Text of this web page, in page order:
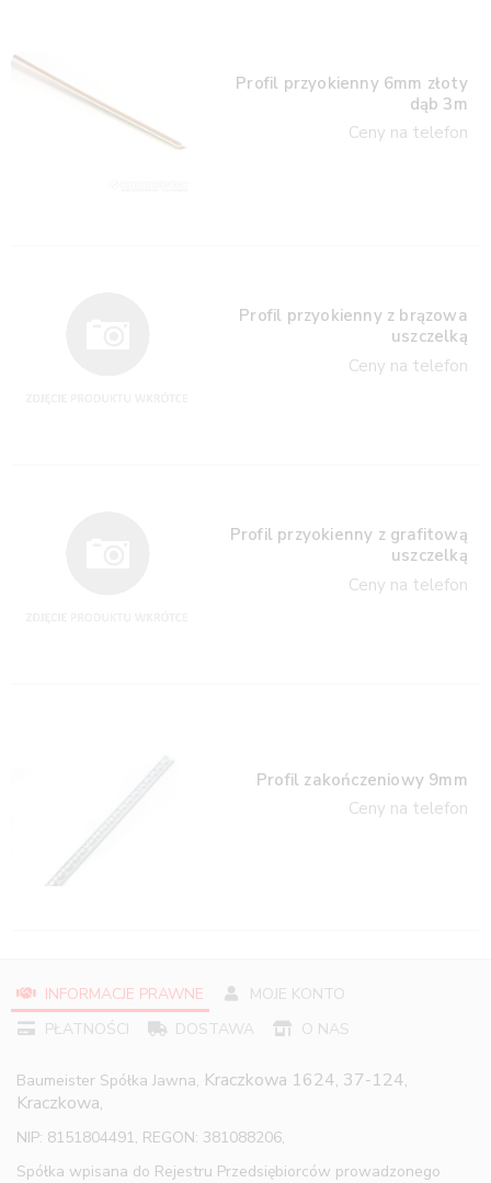
Profil przyokienny 6mm złoty
dąb 3m
Ceny na telefon
Profil przyokienny z brązowa
uszczelką
Ceny na telefon
Profil przyokienny z grafitową
uszczelką
Ceny na telefon
Profil zakończeniowy 9mm
Ceny na telefon
INFORMACJE PRAWNE
MOJE KONTO
PŁATNOŚCI
DOSTAWA O NAS
Baumeister Spółka Jawna, Kraczkowa 1624, 37-124,
Kraczkowa,
NIP: 8151804491, REGON: 381088206,
Spółka wpisana do Rejestru Przedsiębiorców prowadzonego